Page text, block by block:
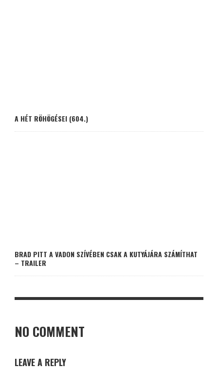
A HÉT RÖHÖGÉSEI (604.)
BRAD PITT A VADON SZÍVÉBEN CSAK A KUTYÁJÁRA SZÁMÍTHAT
– TRAILER
NO COMMENT
LEAVE A REPLY